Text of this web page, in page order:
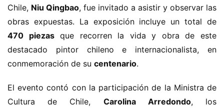
Chile, Niu Qingbao, fue invitado a asistir y observar las
470 piezas que recorren la vida y obra de este
destacado pintor chileno e internacionalista, en
conmemoración de su centenario.
El evento contó con la participación de la Ministra de
Cultura de Chile, Carolina Arredondo, los